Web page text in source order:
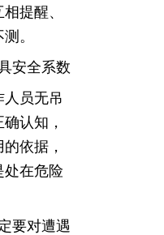
提醒、
。
安全系数
人员无吊
认知，
依据，
处在危险
要对遭遇